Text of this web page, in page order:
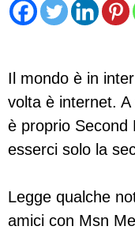
Il mondo è in
volta è internet.
è proprio Second
esserci solo la
Legge qualche
amici con Msn